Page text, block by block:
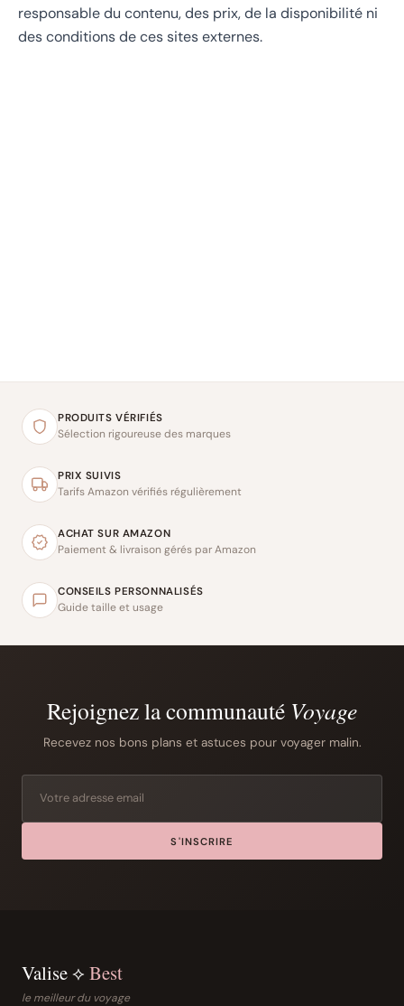
responsable du contenu, des prix, de la disponibilité ni
des conditions de ces sites externes.
PRODUITS VÉRIFIÉS
Sélection rigoureuse des marques
PRIX SUIVIS
Tarifs Amazon vérifiés régulièrement
ACHAT SUR AMAZON
Paiement & livraison gérés par Amazon
CONSEILS PERSONNALISÉS
Guide taille et usage
Rejoignez la communauté Voyage
Recevez nos bons plans et astuces pour voyager malin.
S'INSCRIRE
Valise ⟡ Best
le meilleur du voyage